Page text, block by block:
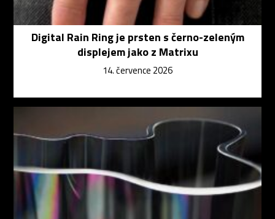
Digital Rain Ring je prsten s černo-zeleným
displejem jako z Matrixu
14. července 2026